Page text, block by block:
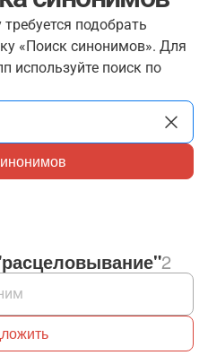
подобрать
«Поиск синонимов». Для
используйте поиск по
2